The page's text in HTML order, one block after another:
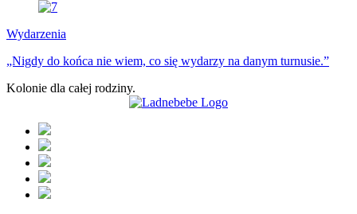
Wydarzenia
„Nigdy do końca nie wiem, co się wydarzy na danym turnusie.”
Kolonie dla całej rodziny.